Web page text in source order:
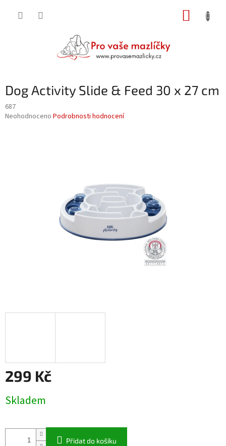
Dog Activity Slide & Feed 30 x 27 cm
687
Průměrné
Neohodnoceno Podrobnosti hodnocení
299 Kč
cena:
Skladem
Přidat do košíku